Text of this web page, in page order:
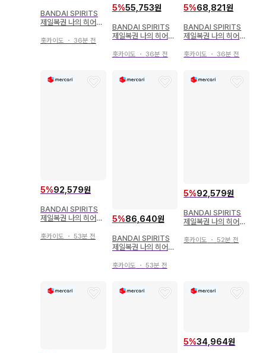
BANDAI SPIRITS
제일복권 나의 히어로
ENERATIONS!! A상
홋카이도 ・ 36분 전
5%55,753원
BANDAI SPIRITS
제일복권 나의 히어로
5! C상 베스트 지니스
홋카이도 ・ 36분 전
5%68,821원
BANDAI SPIRITS
제일복권 나의 히어로
ENERATIONS!! D상
홋카이도 ・ 36분 전
5%92,579원
BANDAI SPIRITS
제일복권 나의 히어로
5! E상 미르코 피규어
홋카이도 ・ 53분 전
5%86,640원
BANDAI SPIRITS
제일복권 나의 히어로
ENERATIONS!! F상
홋카이도 ・ 53분 전
5%92,579원
BANDAI SPIRITS
제일복권 나의 히어로
ENERATIONS!! E상
홋카이도 ・52분 전
5%34,964원